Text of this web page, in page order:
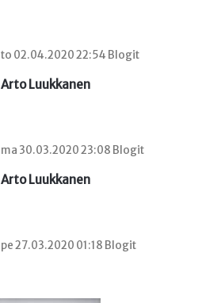
to 02.04.2020 22:54 Blogit
Arto Luukkanen
ma 30.03.2020 23:08 Blogit
Arto Luukkanen
pe 27.03.2020 01:18 Blogit